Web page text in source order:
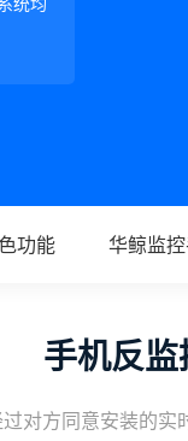
功能 华鲸监
手机反
对方同意安装的实